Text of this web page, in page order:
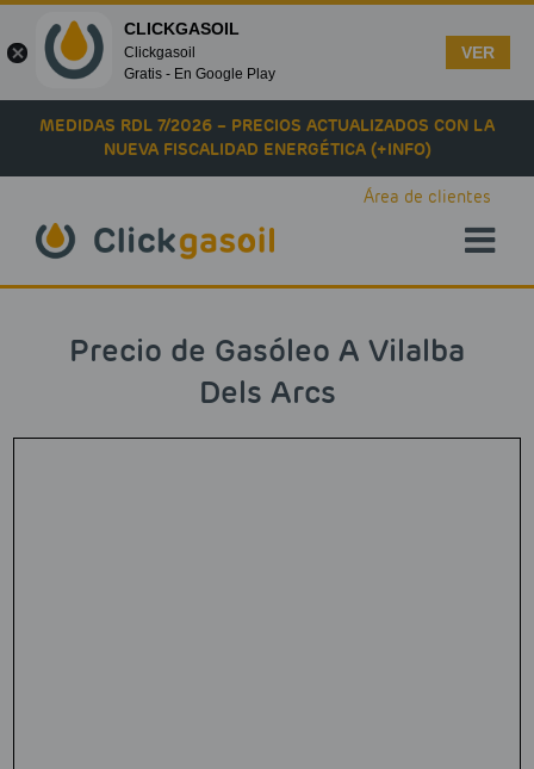
Skip to main content
MEDIDAS RDL 7/2026 – PRECIOS ACTUALIZADOS CON LA
NUEVA FISCALIDAD ENERGÉTICA (+INFO)
Área de clientes
Precio de Gasóleo A Vilalba
Dels Arcs
CLICKGASOIL
Clickgasoil
Gratis - En Google Play
VER